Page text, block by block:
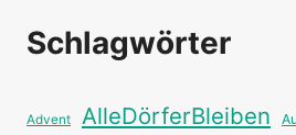
Schlagwörter
Advent AlleDörferBleiben